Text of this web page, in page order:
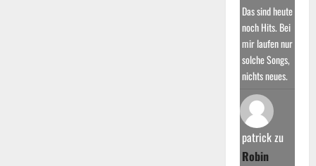
Das sind heute
noch Hits. Bei
mir laufen nur
solche Songs,
nichts neues.
patrickzu
Robin